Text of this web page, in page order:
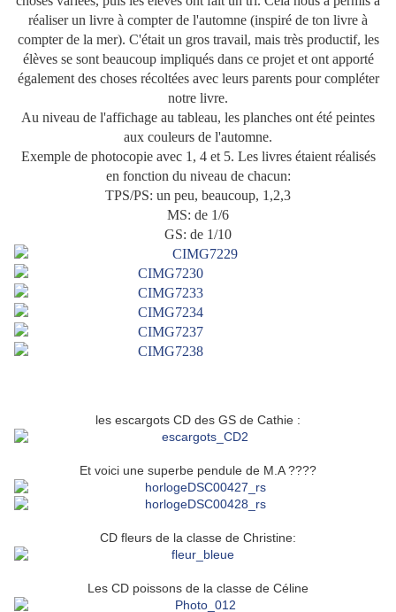
réaliser un livre à compter de l'automne (inspiré de ton livre à
compter de la mer). C'était un gros travail, mais très productif, les
élèves se sont beaucoup impliqués dans ce projet et ont apporté
également des choses récoltées avec leurs parents pour compléter
notre livre.
Au niveau de l'affichage au tableau, les planches ont été peintes
aux couleurs de l'automne.
Exemple de photocopie avec 1, 4 et 5. Les livres étaient réalisés
en fonction du niveau de chacun:
TPS/PS: un peu, beaucoup, 1,2,3
MS: de 1/6
GS: de 1/10
les escargots CD des GS de Cathie :
Et voici une superbe pendule de M.A ????
CD fleurs de la classe de Christine:
Les CD poissons de la classe de Céline